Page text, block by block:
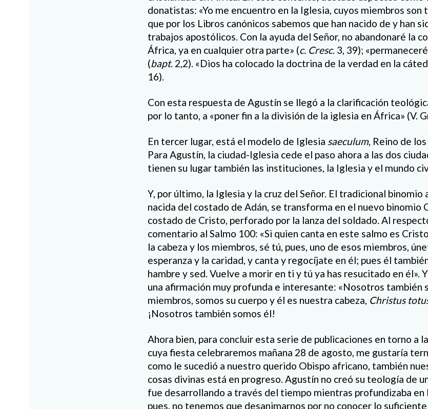
donatistas: «Yo me encuentro en la Iglesia, cuyos miembros son
que por los Libros canónicos sabemos que han nacido de y han
trabajos apostólicos. Con la ayuda del Señor, no abandonaré la
África, ya en cualquier otra parte» (c. Cresc. 3, 39);
(bapt. 2,2). «Dios ha colocado la doctrina de la verdad en la
16).
Con esta respuesta de Agustín se llegó a la clarificación
por lo tanto, a «poner fin a la división de la iglesia en África» (V.
En tercer lugar, está el modelo de Iglesia saeculum, Reino de
Para Agustín, la ciudad-Iglesia cede el paso ahora a las dos
tienen su lugar también las instituciones, la Iglesia y el mundo
Y, por último, la Iglesia y la cruz del Señor. El tradicional
nacida del costado de Adán, se transforma en el nuevo binomio
costado de Cristo, perforado por la lanza del soldado. Al
comentario al Salmo 100: «Si quien canta en este salmo es
la cabeza y los miembros, sé tú, pues, uno de esos miembros,
esperanza y la caridad, y canta y regocíjate en él; pues él
hambre y sed. Vuelve a morir en ti y tú ya has resucitado en él».
una afirmación muy profunda e interesante: «Nosotros también
miembros, somos su cuerpo y él es nuestra cabeza, Christus
¡Nosotros también somos él!
Ahora bien, para concluir esta serie de publicaciones en torno a
cuya fiesta celebraremos mañana 28 de agosto, me gustaría
como le sucedió a nuestro querido Obispo africano, también
cosas divinas está en progreso. Agustín no creó su teología de
fue desarrollando a través del tiempo mientras profundizaba
pues, no tenemos que desanimarnos por no conocer lo